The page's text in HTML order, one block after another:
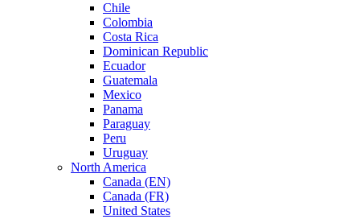
Chile
Colombia
Costa Rica
Dominican Republic
Ecuador
Guatemala
Mexico
Panama
Paraguay
Peru
Uruguay
North America
Canada (EN)
Canada (FR)
United States